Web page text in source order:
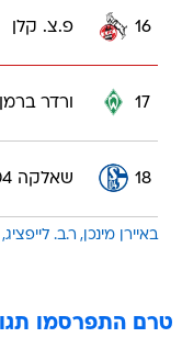
16 פ.צ. קלן
17 ורדר ברמן
18 שאלקה 04
באיירן מינכן ר.ב. לייפציג
טרם התפרסמו